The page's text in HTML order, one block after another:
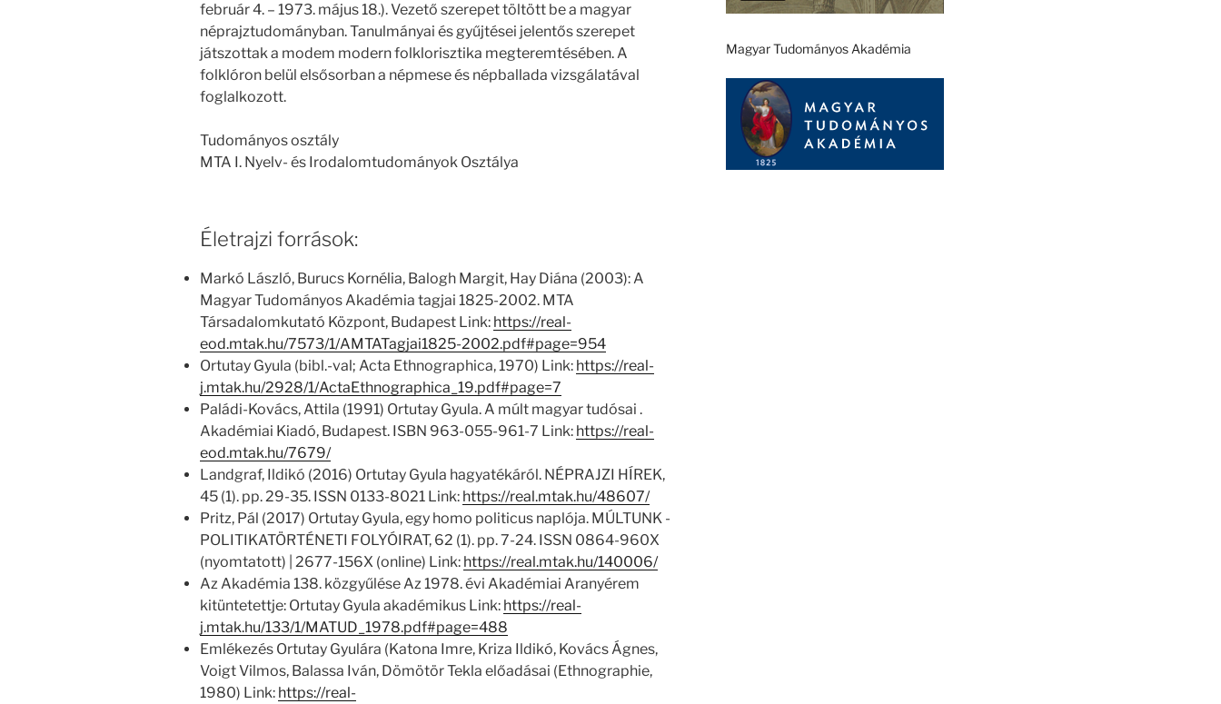
február 4. – 1973. május 18.). Vezető szerepet töltött be a magyar
néprajztudományban. Tanulmányai és gyűjtései jelentős szerepet
játszottak a modem modern folklorisztika megteremtésében. A
folklóron belül elsősorban a népmese és népballada vizsgálatával
foglalkozott.
Tudományos osztály
MTA I. Nyelv- és Irodalomtudományok Osztálya
Életrajzi források:
Markó László, Burucs Kornélia, Balogh Margit, Hay Diána (2003): A
Magyar Tudományos Akadémia tagjai 1825-2002. MTA
Társadalomkutató Központ, Budapest Link: https://real-
eod.mtak.hu/7573/1/AMTATagjai1825-2002.pdf#page=954
Ortutay Gyula (bibl.-val; Acta Ethnographica, 1970) Link: https://real-
j.mtak.hu/2928/1/ActaEthnographica_19.pdf#page=7
Paládi-Kovács, Attila (1991) Ortutay Gyula. A múlt magyar tudósai .
Akadémiai Kiadó, Budapest. ISBN 963-055-961-7 Link: https://real-
eod.mtak.hu/7679/
Landgraf, Ildikó (2016) Ortutay Gyula hagyatékáról. NÉPRAJZI HÍREK,
45 (1). pp. 29-35. ISSN 0133-8021 Link: https://real.mtak.hu/48607/
Pritz, Pál (2017) Ortutay Gyula, egy homo politicus naplója. MÚLTUNK -
POLITIKATÖRTÉNETI FOLYÓIRAT, 62 (1). pp. 7-24. ISSN 0864-960X
(nyomtatott) | 2677-156X (online) Link: https://real.mtak.hu/140006/
Az Akadémia 138. közgyűlése Az 1978. évi Akadémiai Aranyérem
kitüntetettje: Ortutay Gyula akadémikus Link: https://real-
j.mtak.hu/133/1/MATUD_1978.pdf#page=488
Emlékezés Ortutay Gyulára (Katona Imre, Kriza Ildikó, Kovács Ágnes,
Voigt Vilmos, Balassa Iván, Dömötör Tekla előadásai (Ethnographie,
1980) Link: https://real-
Magyar Tudományos Akadémia